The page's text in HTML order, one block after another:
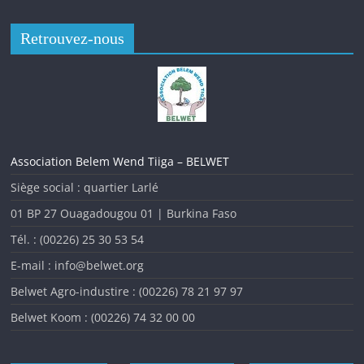
L’analyse des indicateurs de la malnutrition au Burkina Faso
au cours des dernières années montre que la situation
l’amélioration observée ces dernières années. Pour évaluer
cette situation nutritionnelle afin d’y apporter des réponses
Retrouvez-nous
Association Belem Wend Tiiga – BELWET
Siège social : quartier Larlé
01 BP 27 Ouagadougou 01 | Burkina Faso
Tél. : (00226) 25 30 53 54
E-mail : info@belwet.org
Belwet Agro-industire : (00226) 78 21 97 97
Belwet Koom : (00226) 74 32 00 00